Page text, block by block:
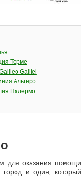
Терме
Galilei
Альгеро
Палермо
для оказания помощи
город и один, который